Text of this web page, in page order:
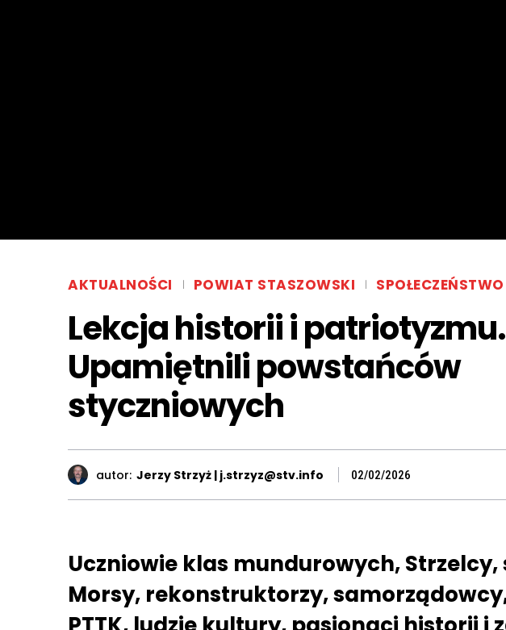
AKTUALNOŚCI POWIAT STASZOWSKI SPOŁECZEŃSTWO
Lekcja historii i patriotyzmu.
Upamiętnili powstańców
styczniowych
autor: Jerzy Strzyż | j.strzyz@stv.info 02/02/2026
Uczniowie klas mundurowych, Strzelcy,
Morsy, rekonstruktorzy,